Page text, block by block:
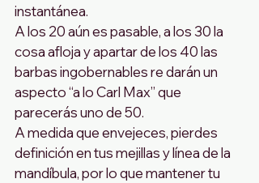
instantánea.
A los 20 aún es pasable, a los 30 la
cosa afloja y apartar de los 40 las
barbas ingobernables re darán un
aspecto “a lo Carl Max” que
parecerás uno de 50.
A medida que envejeces, pierdes
definición en tus mejillas y línea de la
mandíbula, por lo que mantener tu